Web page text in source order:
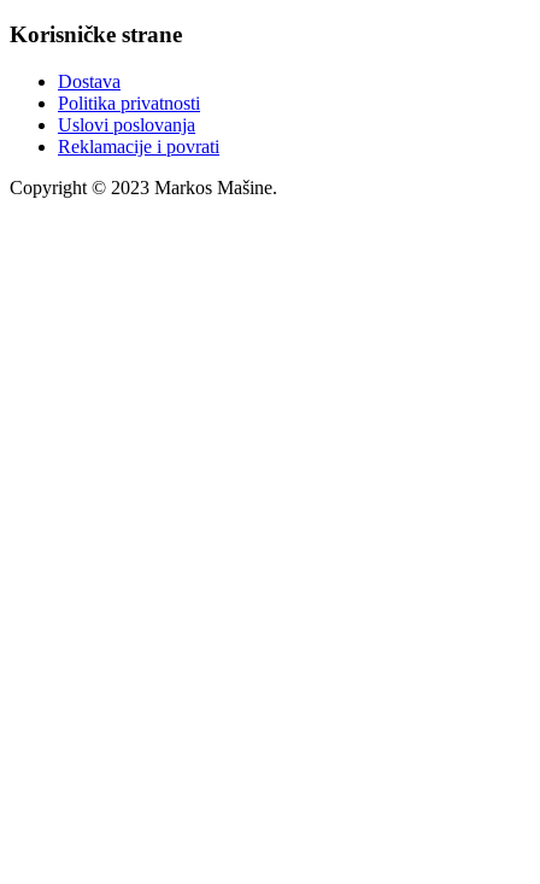
Korisničke strane
Dostava
Politika privatnosti
Uslovi poslovanja
Reklamacije i povrati
Copyright © 2023 Markos Mašine.